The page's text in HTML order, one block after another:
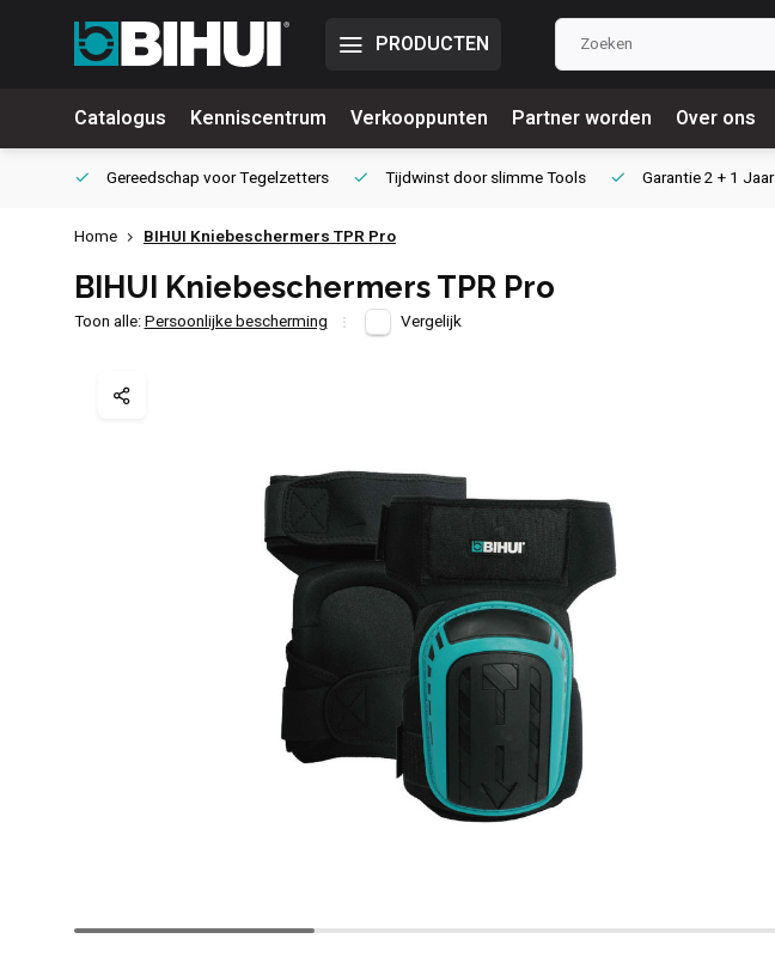
PRODUCTEN
Catalogus Kenniscentrum Verkooppunten Partner worden Over ons
Gereedschap voorTegelzetters Tijdwinst doorslimme Tools Garantie2 + 1 Jaar
Home BIHUI Kniebeschermers TPR Pro
BIHUI Kniebeschermers TPR Pro
Toon alle:Persoonlijke bescherming Vergelijk